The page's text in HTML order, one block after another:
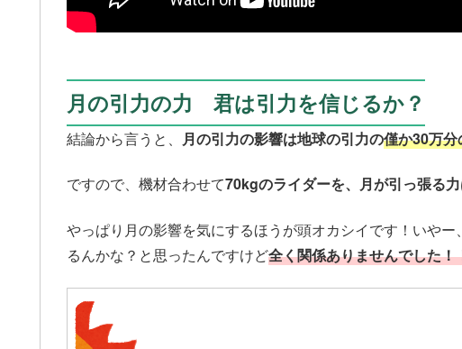
月の引力の力 君は引力を信じるか？
結論から言うと、 月の引力の影響は地球の引力の僅か30万
ですので、機材合わせて70kgのライダーを、月が引っ張る力
やっぱり月の影響を気にするほうが頭オカシイです！いや
るんかな？と思ったんですけど全く関係ありませんでした！